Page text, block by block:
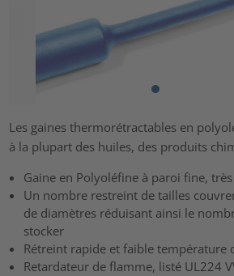
Les gaines thermorétractables en
à la plupart des huiles, des produits
Gaine en Polyoléfine à paroi fine,
Un nombre restreint de tailles
de diamètres réduisant ainsi le
stocker
Rétreint rapide et faible température
Retardateur de flamme, listé UL224